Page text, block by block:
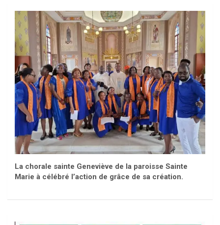
La chorale sainte Geneviève de la paroisse Sainte
Marie à célébré l’action de grâce de sa création.